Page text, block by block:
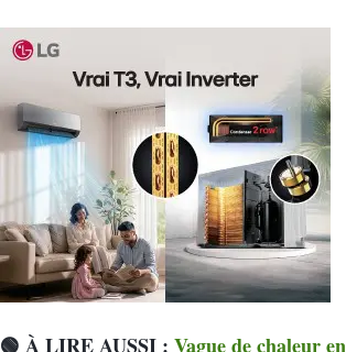
🟢 À LIRE AUSSI : Vague de chaleur